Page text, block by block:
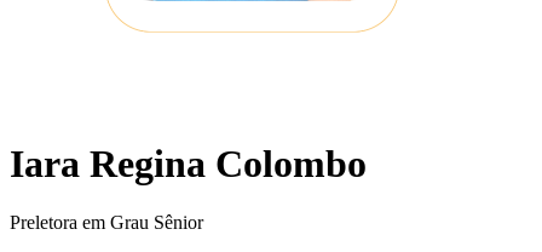
Iara Regina Colombo
Preletora em Grau Sênior